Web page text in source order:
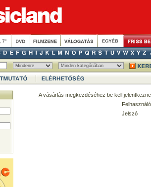
A vásárlás megkezdéséhez be kell
Jelszó